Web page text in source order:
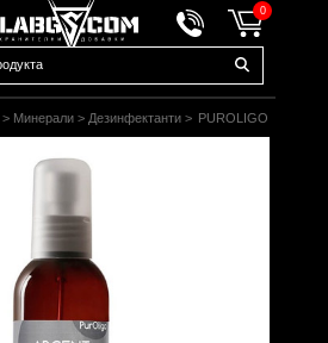
0
> Минерали > Дезинфектанти > PUROLIGO